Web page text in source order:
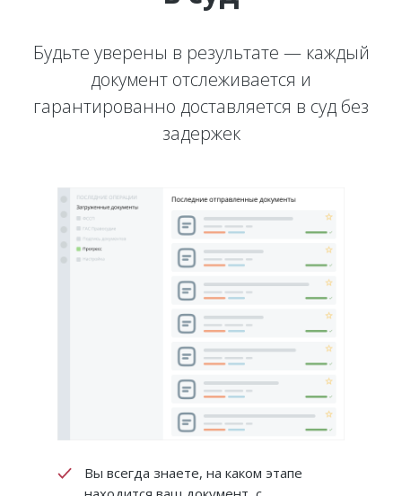
Будьте уверены в результате — каждый
документ отслеживается и
гарантированно доставляется в суд без
задержек
Вы всегда знаете, на каком этапе